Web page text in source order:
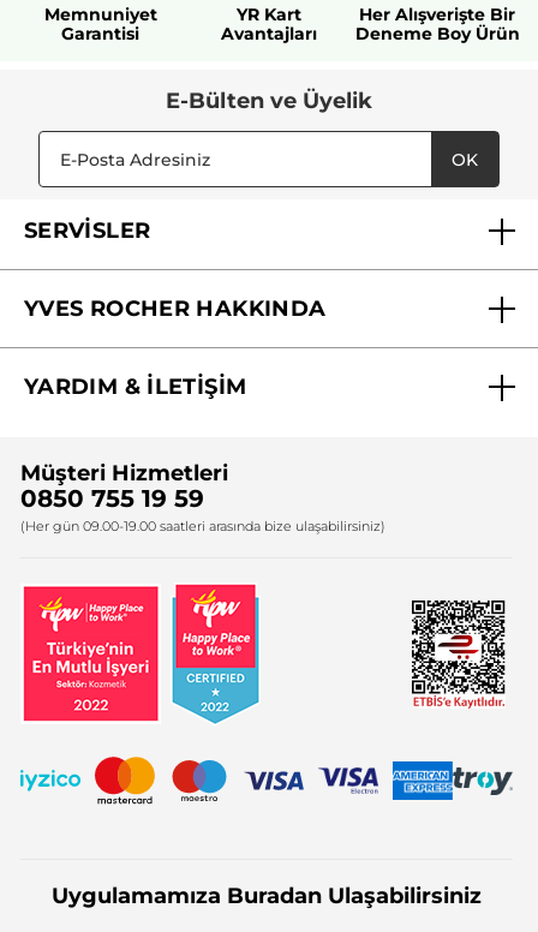
Memnuniyet
Garantisi
YR Kart
Avantajları
Her Alışverişte Bir
Deneme Boy Ürün
E-Bülten ve Üyelik
OK
SERVİSLER
YVES ROCHER HAKKINDA
Yves Rocher Vakfı
YARDIM & İLETİŞİM
Bize Ulaşın
Firma Bilgileri
Müşteri Hizmetleri
0850 755 19 59
(Her gün 09.00-19.00 saatleri arasında bize ulaşabilirsiniz)
Uygulamamıza Buradan Ulaşabilirsiniz